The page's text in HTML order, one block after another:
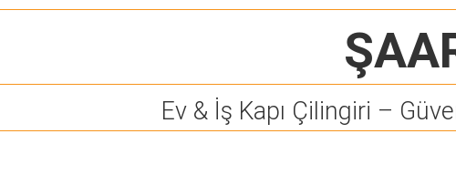
Ev & İş Kapı Çilingiri –